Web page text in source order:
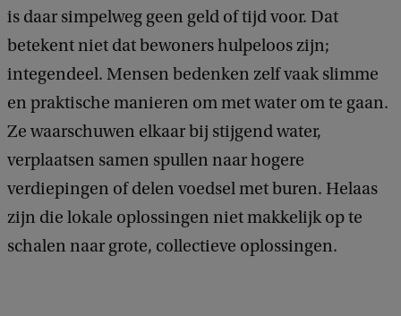
n
i
is daar simpelweg geen geld of tijd voor. Dat
betekent niet dat bewoners hulpeloos zijn;
integendeel. Mensen bedenken zelf vaak slimme
en praktische manieren om met water om te gaan.
Ze waarschuwen elkaar bij stijgend water,
verplaatsen samen spullen naar hogere
verdiepingen of delen voedsel met buren. Helaas
zijn die lokale oplossingen niet makkelijk op te
schalen naar grote, collectieve oplossingen.